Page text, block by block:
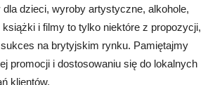
dzieci, wyroby artystyczne, alkohole,
książki i filmy to tylko niektóre z propozycji,
na brytyjskim rynku. Pamiętajmy
promocji i dostosowaniu się do lokalnych
klientów.